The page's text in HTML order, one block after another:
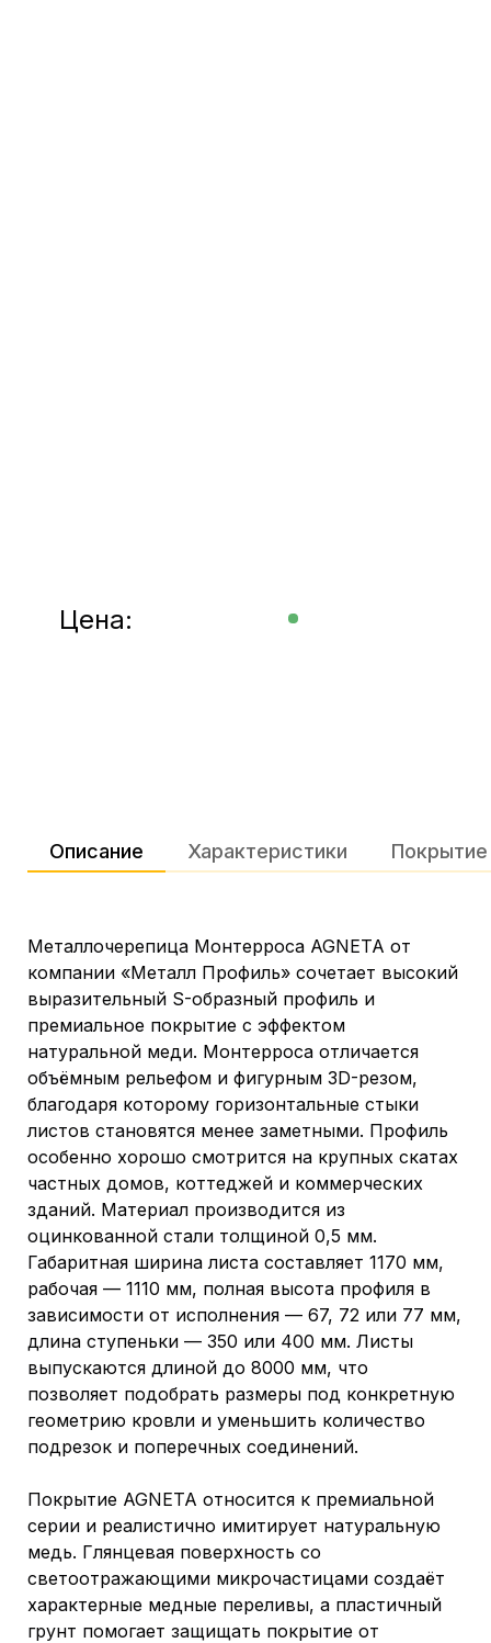
Цена:
Описание Характеристики Покрытие
Металлочерепица Монтерроса AGNETA от
компании «Металл Профиль» сочетает высокий
выразительный S-образный профиль и
премиальное покрытие с эффектом
натуральной меди. Монтерроса отличается
объёмным рельефом и фигурным 3D-резом,
благодаря которому горизонтальные стыки
листов становятся менее заметными. Профиль
особенно хорошо смотрится на крупных скатах
частных домов, коттеджей и коммерческих
зданий. Материал производится из
оцинкованной стали толщиной 0,5 мм.
Габаритная ширина листа составляет 1170 мм,
рабочая — 1110 мм, полная высота профиля в
зависимости от исполнения — 67, 72 или 77 мм,
длина ступеньки — 350 или 400 мм. Листы
выпускаются длиной до 8000 мм, что
позволяет подобрать размеры под конкретную
геометрию кровли и уменьшить количество
подрезок и поперечных соединений.
Покрытие AGNETA относится к премиальной
серии и реалистично имитирует натуральную
медь. Глянцевая поверхность со
светоотражающими микрочастицами создаёт
характерные медные переливы, а пластичный
грунт помогает защищать покрытие от